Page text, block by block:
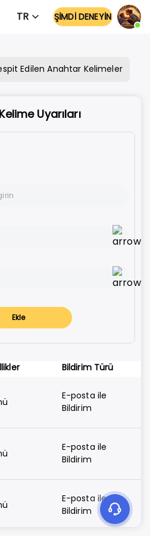
TR ŞİMDİ DENEYİN
Edilen Anahtar Kelimeler
Uyarıları
Lite
Ekle
Bildirim Türü
E-posta ile
Bildirim
E-posta ile
Bildirim
E-posta ile
Bildirim